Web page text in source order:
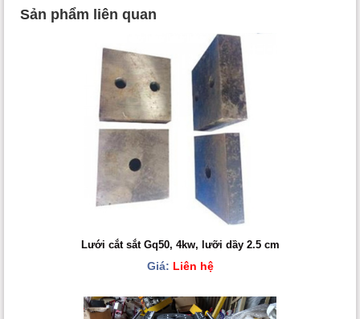
Sản phẩm liên quan
Lưới cắt sắt Gq50, 4kw, lưỡi dầy 2.5 cm
Giá: Liên hệ